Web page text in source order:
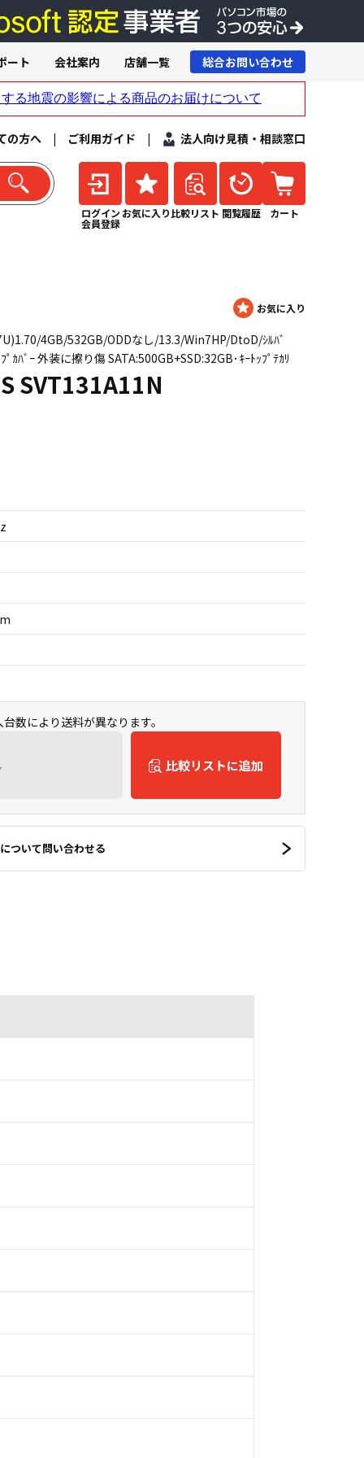
の方へ | ご利用ガイド | 法人向け見積・相談窓口
ログイン
会員登録
お気に入り 比較リスト 閲覧履歴 カート
ート 会社案内 店舗一覧 総合お問い合わせ
4GB/532GB/ODDなし/13.3/Win7HP/DtoD/ｼﾙﾊﾞ
ﾊﾞｰ 外装に擦り傷 SATA:500GB+SSD:32GB･ｷｰﾄｯﾌﾟﾃｶﾘ
SVT131A11N
により送料が異なります。
比較リストに追加
ついて問い合わせる